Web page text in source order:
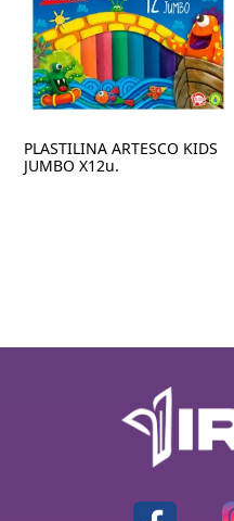
PLASTILINA ARTESCO KIDS
JUMBO X12u.